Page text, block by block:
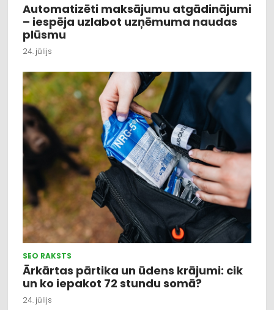
Automatizēti maksājumu atgādinājumi
– iespēja uzlabot uzņēmuma naudas
plūsmu
24. jūlijs
SEO RAKSTS
Ārkārtas pārtika un ūdens krājumi: cik
un ko iepakot 72 stundu somā?
24. jūlijs